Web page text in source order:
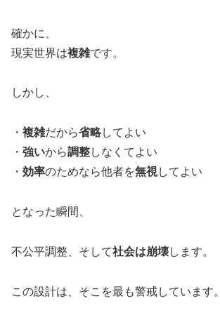
確かに、
現実世界は複雑です。
しかし、
・ 複雑だから省略してよい
・ 強いから調整しなくてよい
・ 効率のためなら他者を無視してよい
となった瞬間、
不公平調整、そして社会は崩壊します。
この設計は、そこを最も警戒しています。